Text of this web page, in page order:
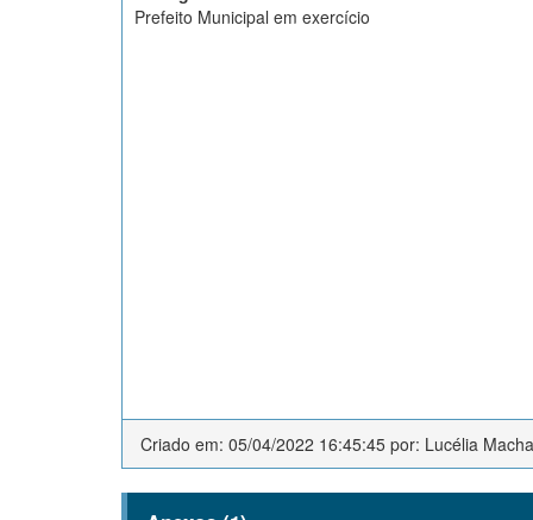
Prefeito Municipal em exercício
Criado em: 05/04/2022 16:45:45 por: Lucélia